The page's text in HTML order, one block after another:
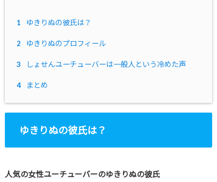
1 ゆきりぬの彼氏は？
2 ゆきりぬのプロフィール
3 しょせんユーチューバーは一般人という冷めた声
4 まとめ
ゆきりぬの彼氏は？
人気の女性ユーチューバーのゆきりぬの彼氏